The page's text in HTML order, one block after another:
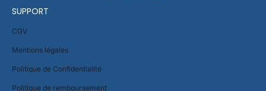
SUPPORT
CGV
Mentions légales
Politique de Confidentialité
Politique de remboursement